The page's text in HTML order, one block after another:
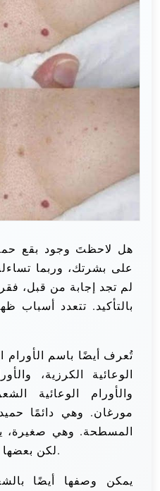
هل لاحظتَ وجود بقع
على بشرتك، وربما
لم تجد إجابة من قبل،
بالتأكيد. تتعدد أسباب
تُعرف أيضًا باسم الأورام
الوعائية الكرزية،
والأورام الوعائية
مورغان. وهي دائمًا
لكن بعضها قد يصل إلى 7 مم أو أكثر.
يمكن وصفها أيضًا